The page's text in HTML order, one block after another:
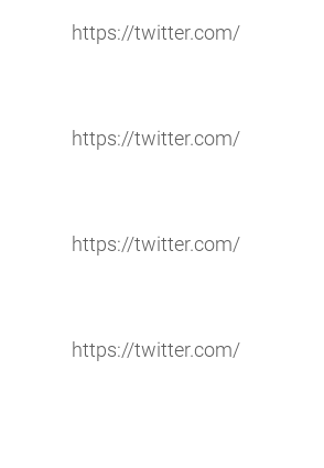
https://twitter.com/
https://twitter.com/
https://twitter.com/
https://twitter.com/